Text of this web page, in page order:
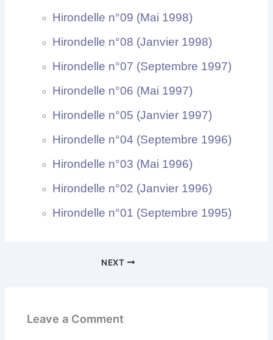
Hirondelle n°09 (Mai 1998)
Hirondelle n°08 (Janvier 1998)
Hirondelle n°07 (Septembre 1997)
Hirondelle n°06 (Mai 1997)
Hirondelle n°05 (Janvier 1997)
Hirondelle n°04 (Septembre 1996)
Hirondelle n°03 (Mai 1996)
Hirondelle n°02 (Janvier 1996)
Hirondelle n°01 (Septembre 1995)
NEXT
Leave a Comment